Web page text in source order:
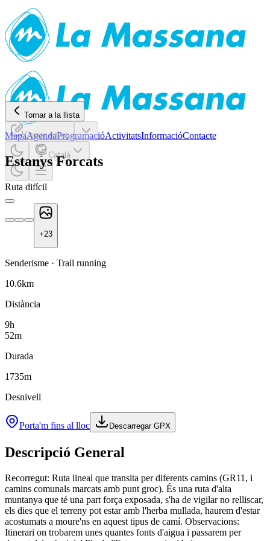
MapaAgendaProgramacióActivitatsInformacióContacte
Català
Tornar a la llista
Copiar enllaç
Estanys Forcats
Ruta difícil
+23
Senderisme · Trail running
10.6km
Distància
9h
52m
Durada
1735m
Desnivell
Porta'm fins al lloc Descarregar GPX
Descripció General
Recorregut: Ruta lineal que transita per diferents camins (GR11, i
camins comunals marcats amb punt groc). És una ruta d'alta
muntanya que té una part força exposada, s'ha de vigilar no relliscar,
els dies que el terreny pot estar amb l'herba mullada, haurem d'estar
acostumats a moure'ns en aquest tipus de camí. Observacions:
Itinerari on trobarem unes quantes fonts d'aigua i passarem per